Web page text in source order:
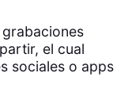
el cual
sociales o apps